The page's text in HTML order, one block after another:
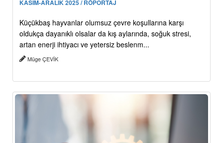
KASIM-ARALIK 2025 / RÖPORTAJ
Küçükbaş hayvanlar olumsuz çevre koşullarına karşı
oldukça dayanıklı olsalar da kış aylarında, soğuk stresi,
artan enerji ihtiyacı ve yetersiz beslenm...
Müge ÇEVİK